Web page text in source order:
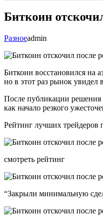
Биткоин
Разноеadmin
Биткоин восстановился на
но в этот раз рынок увидел
После публикации решения
как начало резкого
Рейтинг лучших трейдеров
смотреть рейтинг
“Закрыли минимальную